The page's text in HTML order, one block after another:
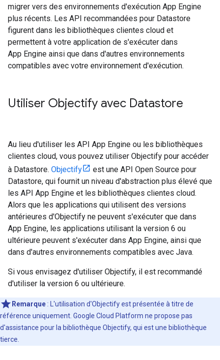
migrer vers des environnements d'exécution App Engine
plus récents. Les API recommandées pour Datastore
figurent dans les bibliothèques clientes cloud et
permettent à votre application de s'exécuter dans
App Engine ainsi que dans d'autres environnements
compatibles avec votre environnement d'exécution.
Utiliser Objectify avec Datastore
Au lieu d'utiliser les API App Engine ou les bibliothèques
clientes cloud, vous pouvez utiliser Objectify pour accéder
à Datastore. Objectify
est une API Open Source pour
Datastore, qui fournit un niveau d'abstraction plus élevé que
les API App Engine et les bibliothèques clientes cloud.
Alors que les applications qui utilisent des versions
antérieures d'Objectify ne peuvent s'exécuter que dans
App Engine, les applications utilisant la version 6 ou
ultérieure peuvent s'exécuter dans App Engine, ainsi que
dans d'autres environnements compatibles avec Java.
Si vous envisagez d'utiliser Objectify, il est recommandé
d'utiliser la version 6 ou ultérieure.
Remarque :
L'utilisation d'Objectify est présentée à titre de
référence uniquement. Google Cloud Platform ne propose pas
d'assistance pour la bibliothèque Objectify, qui est une bibliothèque
tierce.